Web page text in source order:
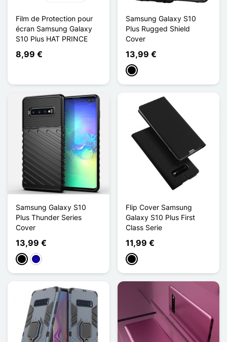
Film de Protection pour
écran Samsung Galaxy
S10 Plus HAT PRINCE
8,99 €
Samsung Galaxy S10
Plus Rugged Shield
Cover
13,99 €
Schwarz
Samsung Galaxy S10
Plus Thunder Series
Cover
13,99 €
SchwarzDunkelblau
Flip Cover Samsung
Galaxy S10 Plus First
Class Serie
11,99 €
Schwarz